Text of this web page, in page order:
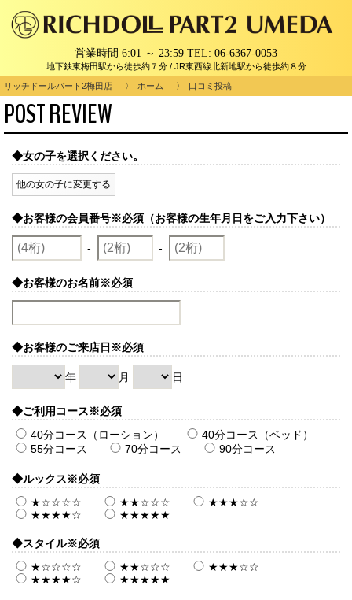
営業時間 6:01 ～ 23:59 TEL: 06-6367-0053
地下鉄東梅田駅から徒歩約７分 / JR東西線北新地駅から徒歩約８分
リッチドールパート2梅田店 ホーム 口コミ投稿
POST REVIEW
◆女の子を選択ください。
他の女の子に変更する
◆お客様の会員番号※必須（お客様の生年月日をご入力下さい）
- -
◆お客様のお名前※必須
◆お客様のご来店日 ※必須
年 月 日
◆ご利用コース※必須
40分コース（ローション）
40分コース（ベッド）
55分コース
70分コース 90分コース
◆ルックス※必須
★☆☆☆☆
★★☆☆☆
★★★☆☆
★★★★☆
★★★★★
◆スタイル※必須
★☆☆☆☆
★★☆☆☆
★★★☆☆
★★★★☆
★★★★★